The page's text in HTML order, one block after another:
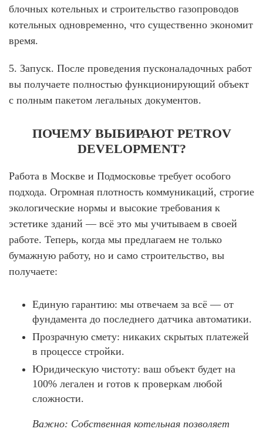
блочных котельных и строительство газопроводов
котельных одновременно, что существенно экономит
время.
5. Запуск. После проведения пусконаладочных работ
вы получаете полностью функционирующий объект
с полным пакетом легальных документов.
ПОЧЕМУ ВЫБИРАЮТ PETROV
DEVELOPMENT?
Работа в Москве и Подмосковье требует особого
подхода. Огромная плотность коммуникаций, строгие
экологические нормы и высокие требования к
эстетике зданий — всё это мы учитываем в своей
работе. Теперь, когда мы предлагаем не только
бумажную работу, но и само строительство, вы
получаете:
Единую гарантию: мы отвечаем за всё — от
фундамента до последнего датчика автоматики.
Прозрачную смету: никаких скрытых платежей
в процессе стройки.
Юридическую чистоту: ваш объект будет на
100% легален и готов к проверкам любой
сложности.
Важно: Собственная котельная позволяет